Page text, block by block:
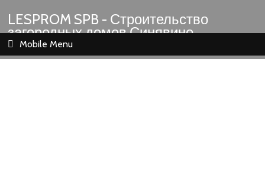
LESPROM SPB - Строительство
загородных домов Синявино
Шлиссельбург Кировск Назия
Mobile Menu